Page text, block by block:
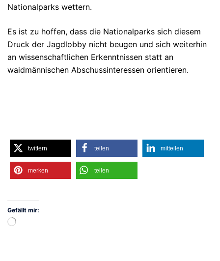
Nationalparks wettern.
Es ist zu hoffen, dass die Nationalparks sich diesem
Druck der Jagdlobby nicht beugen und sich weiterhin
an wissenschaftlichen Erkenntnissen statt an
waidmännischen Abschussinteressen orientieren.
twittern teilen mitteilen
merken teilen
Gefällt mir:
Wird